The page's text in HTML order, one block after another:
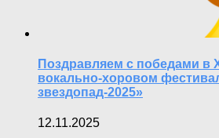
Поздравляем с победами в
вокально-хоровом
звездопад-2025»
12.11.2025